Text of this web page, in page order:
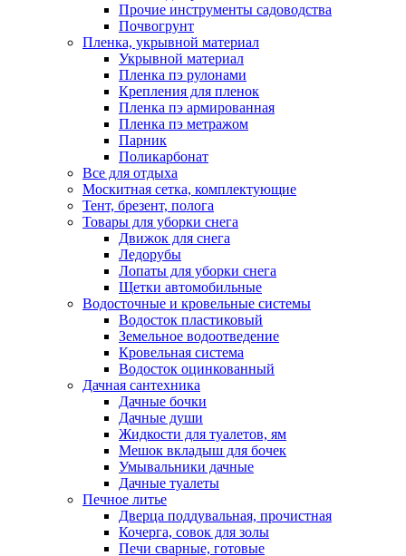
Прочие инструменты садоводства
Почвогрунт
Пленка, укрывной материал
Укрывной материал
Пленка пэ рулонами
Крепления для пленок
Пленка пэ армированная
Пленка пэ метражом
Парник
Поликарбонат
Все для отдыха
Москитная сетка, комплектующие
Тент, брезент, полога
Товары для уборки снега
Движок для снега
Ледорубы
Лопаты для уборки снега
Щетки автомобильные
Водосточные и кровельные системы
Водосток пластиковый
Земельное водоотведение
Кровельная система
Водосток оцинкованный
Дачная сантехника
Дачные бочки
Дачные души
Жидкости для туалетов, ям
Мешок вкладыш для бочек
Умывальники дачные
Дачные туалеты
Печное литье
Дверца поддувальная, прочистная
Кочерга, совок для золы
Печи сварные, готовые